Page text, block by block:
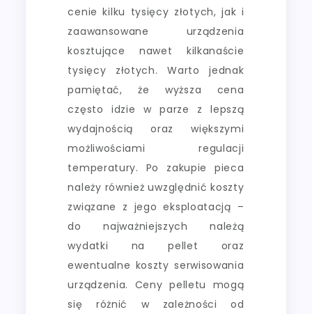
cenie kilku tysięcy złotych, jak i
zaawansowane urządzenia
kosztujące nawet kilkanaście
tysięcy złotych. Warto jednak
pamiętać, że wyższa cena
często idzie w parze z lepszą
wydajnością oraz większymi
możliwościami regulacji
temperatury. Po zakupie pieca
należy również uwzględnić koszty
związane z jego eksploatacją –
do najważniejszych należą
wydatki na pellet oraz
ewentualne koszty serwisowania
urządzenia. Ceny pelletu mogą
się różnić w zależności od